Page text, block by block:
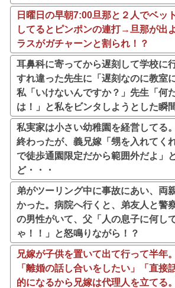
日曜日の早朝7:00旦那と２人でベッ
してるとピンポンの連打→旦那が出
ラスがガチャーンと割られ！？
耳鼻科に寄ってから遅刻して学校に
すれ違った先生に「遅刻なのに教室
私「いけないんですか？」先生「何
は！」と私をビンタしようとした瞬
私実家は小さい幼稚園を経営してる
終わったが、義兄嫁「甥を入れてく
で徒歩通園限定だから範囲外だよ」
ど・・・
弟がツーリング中に事故にあい、両
かった。病院へ行くと、弟友人と警
の男性がいて、父「人の息子に何し
ゃ！！」と怒鳴りながら！？
兄嫁が子供を置いて出て行って半年
「離婚の話し合いをしたい」「直接
的になるから兄嫁は代理人を立てる